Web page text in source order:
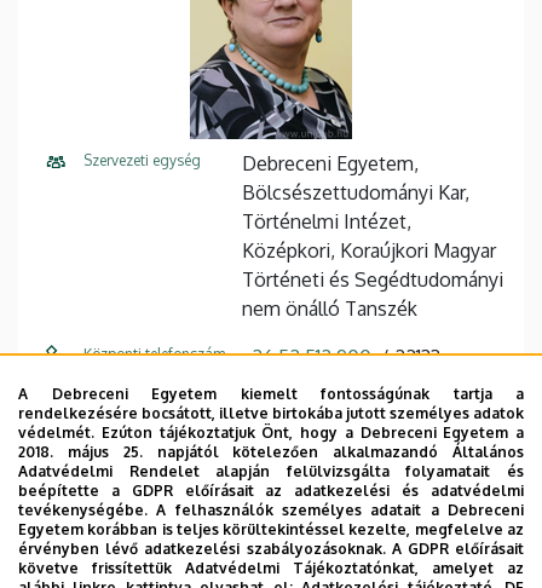
Szervezeti egység
Debreceni Egyetem,
Bölcsészettudományi Kar,
Történelmi Intézet,
Középkori, Koraújkori Magyar
Történeti és Segédtudományi
nem önálló Tanszék
Központi telefonszám +36 52 512 900 22133
E-mail cím papp.klara@arts.unideb.hu
Cím 4032 Debrecen Egyetem tér 1
Épület
Főépület (Egyetem téri
Campus)
Emelet, ajtó 3. emelet, 313 (oktatói szoba)
A Debreceni Egyetem kiemelt fontosságúnak tartja a
rendelkezésére bocsátott, illetve birtokába jutott személyes adatok
védelmét. Ezúton tájékoztatjuk Önt, hogy a Debreceni Egyetem a
2018. május 25. napjától kötelezően alkalmazandó Általános
Adatvédelmi Rendelet alapján felülvizsgálta folyamatait és
beépítette a GDPR előírásait az adatkezelési és adatvédelmi
tevékenységébe. A felhasználók személyes adatait a Debreceni
Egyetem korábban is teljes körültekintéssel kezelte, megfelelve az
érvényben lévő adatkezelési szabályozásoknak. A GDPR előírásait
követve frissítettük Adatvédelmi Tájékoztatónkat, amelyet az